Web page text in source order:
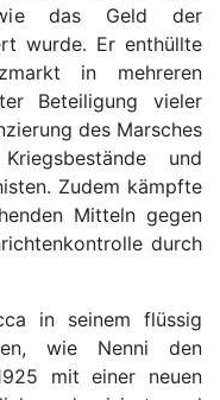
das Geld der
wurde. Er enthüllte
in mehreren
Beteiligung vieler
des Marsches
und
Zudem kämpfte
Mitteln gegen
durch
in seinem flüssig
wie Nenni den
mit einer neuen